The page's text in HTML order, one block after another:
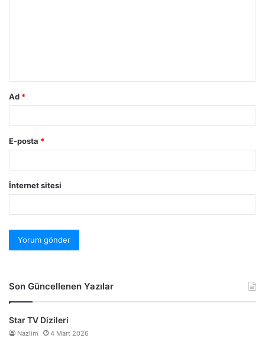
Ad *
E-posta *
İnternet sitesi
Son Güncellenen Yazılar
Star TV Dizileri
Nazlim 4 Mart 2026